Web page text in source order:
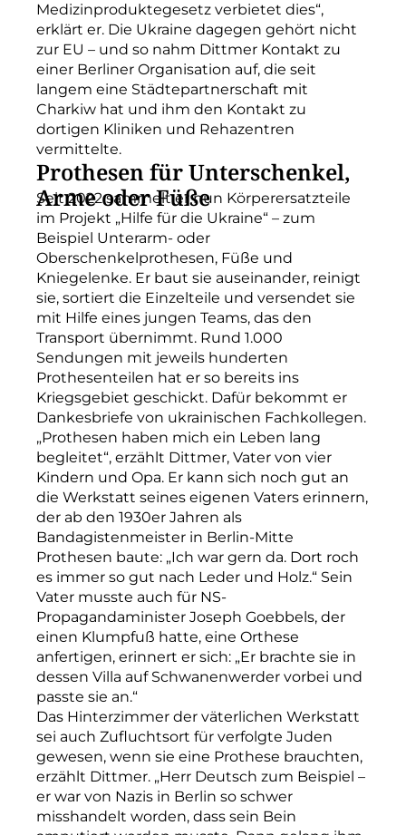
Medizinproduktegesetz verbietet dies“,
erklärt er. Die Ukraine dagegen gehört nicht
zur EU – und so nahm Dittmer Kontakt zu
einer Berliner Organisation auf, die seit
langem eine Städtepartnerschaft mit
Charkiw hat und ihm den Kontakt zu
dortigen Kliniken und Rehazentren
vermittelte.
Prothesen für Unterschenkel,
Arme oder Füße
Seit 2022 sammelt er nun Körperersatzteile
im Projekt „Hilfe für die Ukraine“ – zum
Beispiel Unterarm- oder
Oberschenkelprothesen, Füße und
Kniegelenke. Er baut sie auseinander, reinigt
sie, sortiert die Einzelteile und versendet sie
mit Hilfe eines jungen Teams, das den
Transport übernimmt. Rund 1.000
Sendungen mit jeweils hunderten
Prothesenteilen hat er so bereits ins
Kriegsgebiet geschickt. Dafür bekommt er
Dankesbriefe von ukrainischen Fachkollegen.
„Prothesen haben mich ein Leben lang
begleitet“, erzählt Dittmer, Vater von vier
Kindern und Opa. Er kann sich noch gut an
die Werkstatt seines eigenen Vaters erinnern,
der ab den 1930er Jahren als
Bandagistenmeister in Berlin-Mitte
Prothesen baute: „Ich war gern da. Dort roch
es immer so gut nach Leder und Holz.“ Sein
Vater musste auch für NS-
Propagandaminister Joseph Goebbels, der
einen Klumpfuß hatte, eine Orthese
anfertigen, erinnert er sich: „Er brachte sie in
dessen Villa auf Schwanenwerder vorbei und
passte sie an.“
Das Hinterzimmer der väterlichen Werkstatt
sei auch Zufluchtsort für verfolgte Juden
gewesen, wenn sie eine Prothese brauchten,
erzählt Dittmer. „Herr Deutsch zum Beispiel –
er war von Nazis in Berlin so schwer
misshandelt worden, dass sein Bein